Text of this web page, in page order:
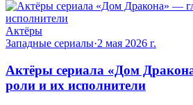
Актёры
Западные сериалы·2 мая 2026 г.
Актёры сериала «Дом
роли и их исполнители